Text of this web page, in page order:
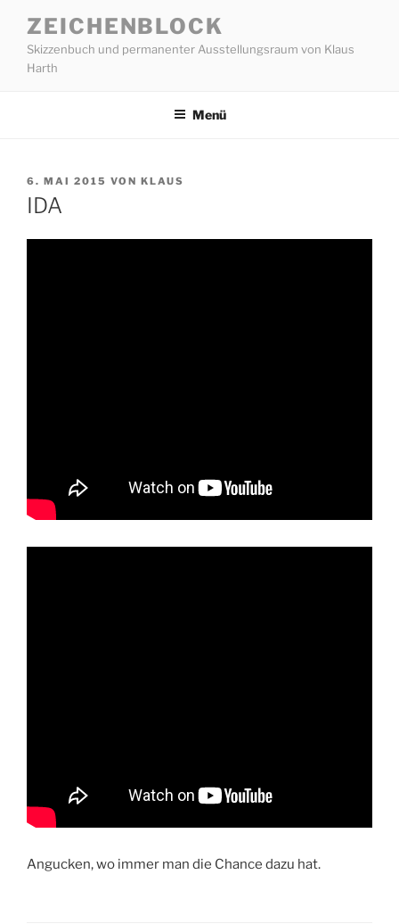
Inhalt
springen
ZEICHENBLOCK
Skizzenbuch und permanenter Ausstellungsraum von Klaus
Harth
Menü
VERÖFFENTLICHT
AM
6. MAI 2015 VON KLAUS
IDA
Angucken, wo immer man die Chance dazu hat.